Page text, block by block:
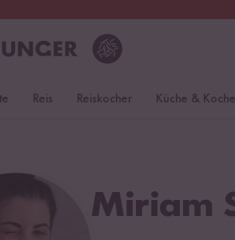
Reis Reiskocher Küche &
Miriam